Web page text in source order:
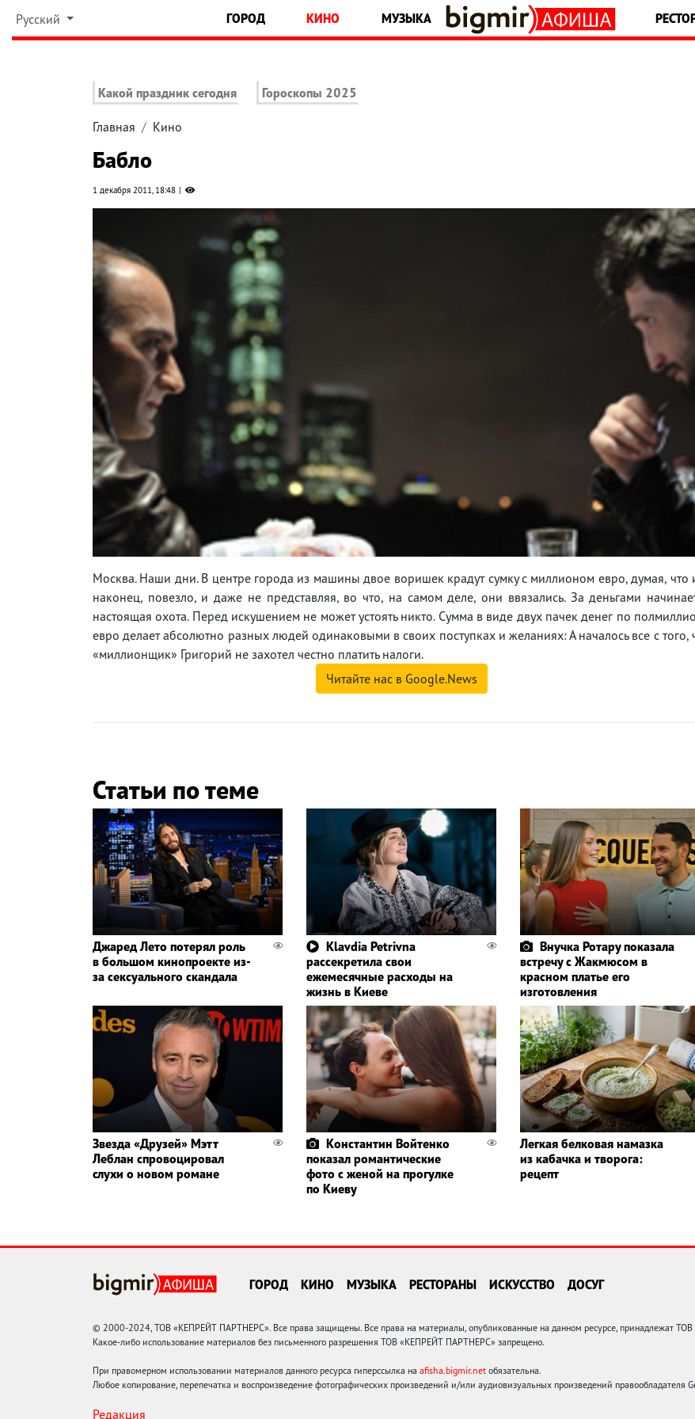
Русский ГОРОД КИНО МУЗЫКА
Какой праздник сегодня Гороскопы 2025
Главная Кино
Бабло
1 декабря 2011, 18:48
Москва. Наши дни. В центре города из машины двое воришек крадут сумку с миллионом евро, думая, что
наконец, повезло, и даже не представляя, во что, на самом деле, они ввязались. За деньгами
настоящая охота. Перед искушением не может устоять никто. Сумма в виде двух пачек денег по
евро делает абсолютно разных людей одинаковыми в своих поступках и желаниях: А началось все с того,
«миллионщик» Григорий не захотел честно платить налоги.
Читайте нас в Google.News
Статьи по теме
Джаред Лето потерял роль
в большом кинопроекте из-
за сексуального скандала
Klavdia Petrivna
рассекретила свои
ежемесячные расходы на
жизнь в Киеве
Внучка Ротару показала
встречу с Жакмюсом в
красном платье его
изготовления
Звезда «Друзей» Мэтт
Леблан спровоцировал
слухи о новом романе
Константин Войтенко
показал романтические
фото с женой на прогулке
по Киеву
Легкая белковая намазка
из кабачка и творога:
рецепт
ГОРОД КИНО МУЗЫКА РЕСТОРАНЫ ИСКУССТВО ДОСУГ
© 2000-2024, ТОВ «КЕПРЕЙТ ПАРТНЕРС». Все права защищены. Все права на материалы, опубликованные на данном ресурсе, принадлежат
Какое-либо использование материалов без письменного разрешения ТОВ «КЕПРЕЙТ ПАРТНЕРС» запрещено.
При правомерном использовании материалов данного ресурса гиперссылка на afisha.bigmir.net обязательна.
Любое копирование, перепечатка и воспроизведение фотографических произведений и/или аудиовизуальных произведений правообладателя
Редакция